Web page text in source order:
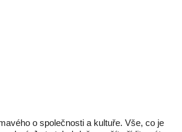
o společnosti a kultuře. Vše, co je